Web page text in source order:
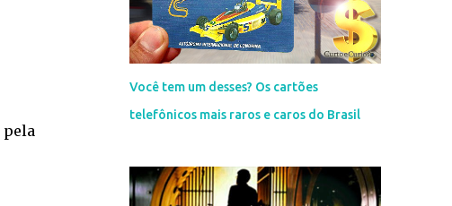
pela
Você tem um desses? Os cartões
telefônicos mais raros e caros do Brasil